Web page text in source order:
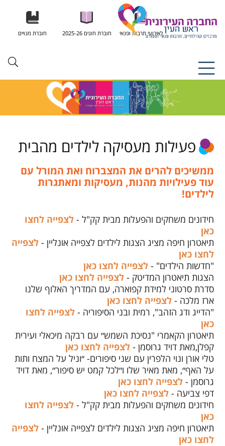
לאירועי תרבות ופנאי חוברת חוגים 2025-26 חוברת מנויים
פעילות מעסיקה לילדים מהבית
ממשיכים להרים את המצברוח ואת המורל עם
עוד פעילויות מהנות, מעסיקות ומאתגרות
לילדים!
חידונים משחקים והפעלות מבית קק"ל -לצפייה לחצו
כאן
תיאטרון חיפה מציג הצגות לילדים לצפייה אונליין -לצפייה
לחצו כאן
"חדשות הילדים" -לצפייה לחצו כאן
הצגות תיאטרון המדיטק -לצפייה לחצו כאן
סדרת סרטוני למידת קפוארה, עם המדריך האלוף שלנו
ארז מלכה -לצפייה לחצו כאן
"הדייג ודג הזהב", רמית ובני הסיפוריה -לצפייה לחצו
כאן
תיאטרון הקאמרי "נסיכת השמש״ עם רבקה מיכאלי ועירית
קפלן,מאת דויד גרוסמן -לצפייה לחצו כאן
טלי אורן ונוי הלפרין עם שני סיפורים- ״וניל על המצח ותות
על האף״, מאת מאיר שלו ו״לכל קמט יש סיפור״, מאת דויד
גרוסמן -לצפייה לחצו כאן
דפי צביעה -לצפייה לחצו כאן
חידונים משחקים והפעלות מבית קק"ל - לצפייה לחצו
כאן
תיאטרון חיפה מציג הצגות לילדים לצפייה אונליין -לצפייה
לחצו כאן